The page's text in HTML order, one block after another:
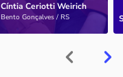
Cíntia Ceriotti Weirich
Bento Gonçalves / RS